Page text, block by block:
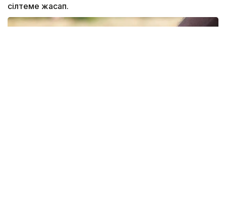
сілтеме жасап.